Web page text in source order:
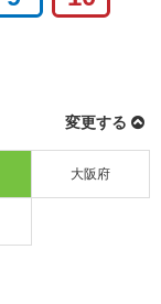
変更する
大阪府